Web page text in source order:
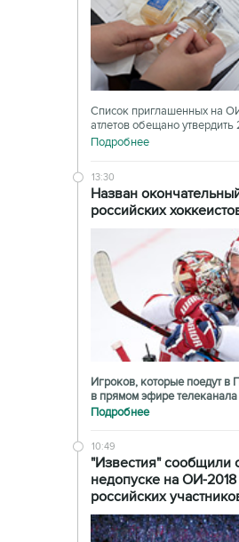
Список приглашенных на
атлетов обещано утвердить
Подробнее
13:30
Назван
российских
Игроков, которые поедут в
в прямом эфире
Подробнее
10:49
"Известия" сообщили
недопуске на ОИ-2018
российских